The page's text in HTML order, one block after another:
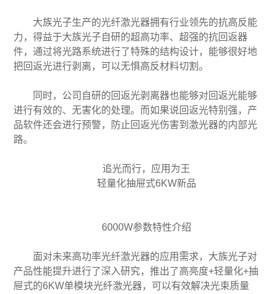
大族光子生产的光纤激光器拥有行业领先的抗高反能
力，得益于大族光子自研的超高功率、超强的抗回返器
件，通过将光路系统进行了特殊的结构设计，能够很好地
把回返光进行剥离，可以无惧高反材料切割。
同时，公司自研的回返光剥离器也能够对回返光能够
进行有效的、无害化的处理。而如果说回返光特别强，产
品软件还会进行预警，防止回返光伤害到激光器的内部光
路。
追光而行，应用为王
轻量化抽屉式6KW新品
6000W参数特性介绍
面对未来高功率光纤激光器的应用需求，大族光子对
产品性能提升进行了深入研究，推出了高亮度+轻量化+抽
屉式的6KW单模块光纤激光器，可以有效解决光束质量